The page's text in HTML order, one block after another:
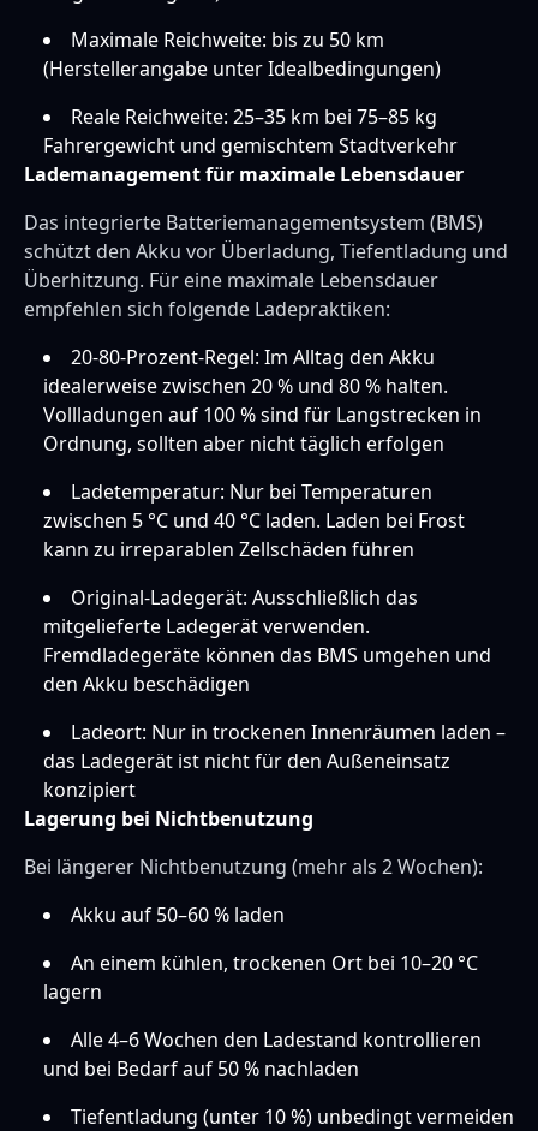
Maximale Reichweite: bis zu 50 km
(Herstellerangabe unter Idealbedingungen)
Reale Reichweite: 25–35 km bei 75–85 kg
Fahrergewicht und gemischtem Stadtverkehr
Lademanagement für maximale Lebensdauer
Das integrierte Batteriemanagementsystem (BMS)
schützt den Akku vor Überladung, Tiefentladung und
Überhitzung. Für eine maximale Lebensdauer
empfehlen sich folgende Ladepraktiken:
20-80-Prozent-Regel: Im Alltag den Akku
idealerweise zwischen 20 % und 80 % halten.
Vollladungen auf 100 % sind für Langstrecken in
Ordnung, sollten aber nicht täglich erfolgen
Ladetemperatur: Nur bei Temperaturen
zwischen 5 °C und 40 °C laden. Laden bei Frost
kann zu irreparablen Zellschäden führen
Original-Ladegerät: Ausschließlich das
mitgelieferte Ladegerät verwenden.
Fremdladegeräte können das BMS umgehen und
den Akku beschädigen
Ladeort: Nur in trockenen Innenräumen laden –
das Ladegerät ist nicht für den Außeneinsatz
konzipiert
Lagerung bei Nichtbenutzung
Bei längerer Nichtbenutzung (mehr als 2 Wochen):
Akku auf 50–60 % laden
An einem kühlen, trockenen Ort bei 10–20 °C
lagern
Alle 4–6 Wochen den Ladestand kontrollieren
und bei Bedarf auf 50 % nachladen
Tiefentladung (unter 10 %) unbedingt vermeiden